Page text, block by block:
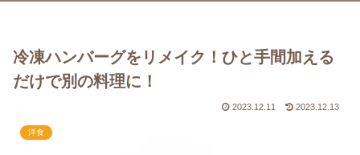
冷凍ハンバーグをリメイク！ひと手間加える
だけで別の料理に！
2023.12.11 2023.12.13
洋食